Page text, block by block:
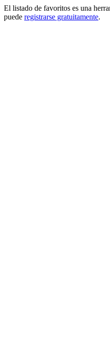
El listado de favoritos es una
puede registrarse gratuitamente.